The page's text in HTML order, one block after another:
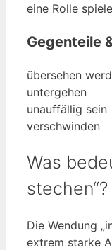
eine Rolle
Gegenteile
übersehen
untergehen
unauffällig sein
verschwinden
Was
stechen“?
Die Wendung
extrem starke